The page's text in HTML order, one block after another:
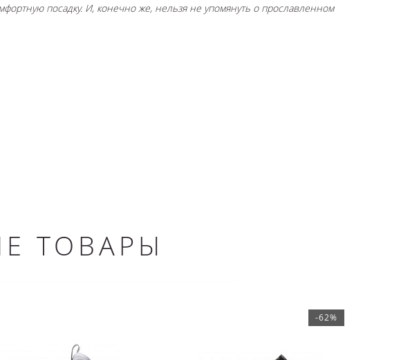
посадку. И, конечно же, нельзя не упомянуть о прославленном
ТОВАРЫ
-62%